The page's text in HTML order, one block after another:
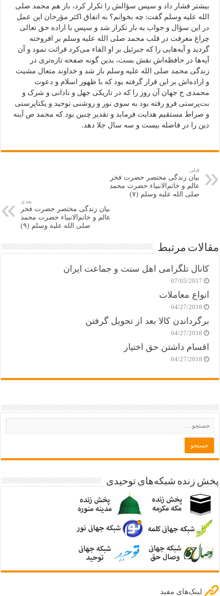
بیشتر فشار داد و سپس سؤالش را تکرار کرد، باز هم محمد صلی
الله علیه وسلم گفت: چه بخوانم؟ به اتفاق اکثر مؤرخان این عمل
در این سؤال و جواب یه بار تکرار شد و سپس با اراده حق تعالی
چراغ معرفت در قلب محمد صلی الله علیه وسلم بر افروخته
گردید و آیه‌هایی را که جبرئیل بر او القاء می‌کرد قرائت نمود و آن
آیه‌ها در حافظه‌اش نقش بست، بدین گونه صفحه تازه‌تری در
زندگی محمد صلی الله علیه وسلم باز شد و خداوند متعال مشیت
و اراده‌اش بر این قرار گرفته بود که با ظهور اسلام و دعوت
محمدی ج جهان آن روز را که در تاریکی جهل و نادانی و شرک و
بت‌پرستی فرو رفته بود به سوی نور و روشنی توحید و یکتاپرستی
و صراط مستقیم هدایت فرماید و تقدیر چنین بود که محمد ص آینه
دین را در فاصله بیست و سه سال جلا دهد.
قبلی
بیان زندگی مختصر حضرت فخر
عالم و خاتم‌الانبیاء حضرت محمد
صلی الله علیه وسلم (۷)
بعدی
بیان زندگی مختصر حضرت فخر
عالم و خاتم‌الانبیاء حضرت محمد
صلی الله علیه وسلم (۹)
مقالات مرتبط
کانال تلگرامی اهل سنت و جماعت ایران
07/05/2017
انواع معاملات
04/27/2018
برگرداندن کالا بعد از تحویل گرفتن
04/27/2018
اقسام داشتن حق اختیار
04/27/2018
پخش زنده شبکه‌های توحیدی
لینک‌های مفید